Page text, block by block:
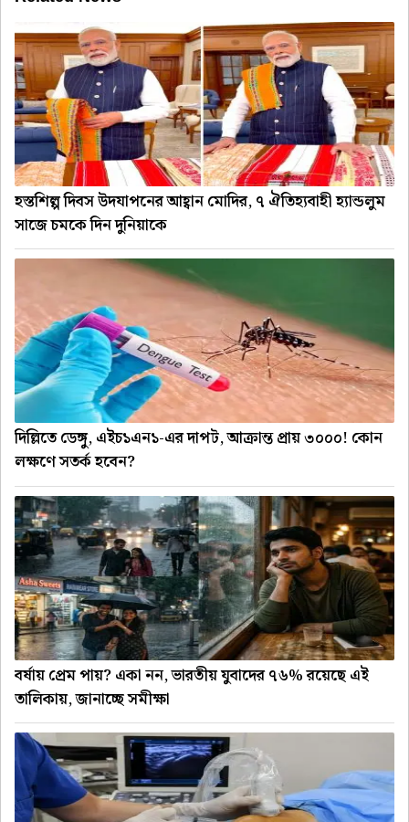
হস্তশিল্প দিবস উদযাপনের আহ্বান মোদির, ৭ ঐতিহ্যবাহী হ্যান্ডলুম
সাজে চমকে দিন দুনিয়াকে
দিল্লিতে ডেঙ্গু, এইচ১এন১-এর দাপট, আক্রান্ত প্রায় ৩০০০! কোন
লক্ষণে সতর্ক হবেন?
বর্ষায় প্রেম পায়? একা নন, ভারতীয় যুবাদের ৭৬% রয়েছে এই
তালিকায়, জানাচ্ছে সমীক্ষা